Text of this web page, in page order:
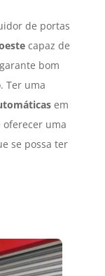
de portas
capaz de
bom
Ter uma
em
uma
se possa ter